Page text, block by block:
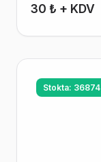
30 ₺ + KDV
Stokta: 36874